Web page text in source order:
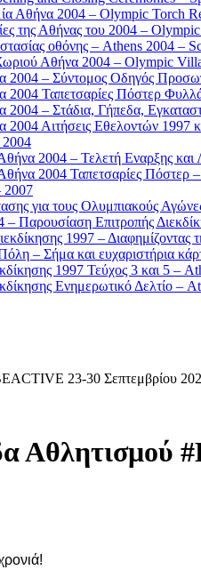
Αθήνα 2004 – Olympic Torch
της Αθήνας του 2004 –
οθόνης – Athens 2004 –
Αθήνα 2004 – Olympic
2004 – Σύντομος Οδηγός
2004 Ταπετσαρίες Πόστερ
2004 – Στάδια, Γήπεδα,
2004 Αιτήσεις Εθελοντών
2004 – Τελετή Εναρξης
2004 Ταπετσαρίες Πόστερ
2007
για τους Ολυμπιακούς
Παρουσίαση Επιτροπής
1997 –
– Σήμα και ευχαριστήρια
1997 Τεύχος 3 και 5 –
Ενημερωτικό Δελτίο –
23-30 Σεπτεμβρίου